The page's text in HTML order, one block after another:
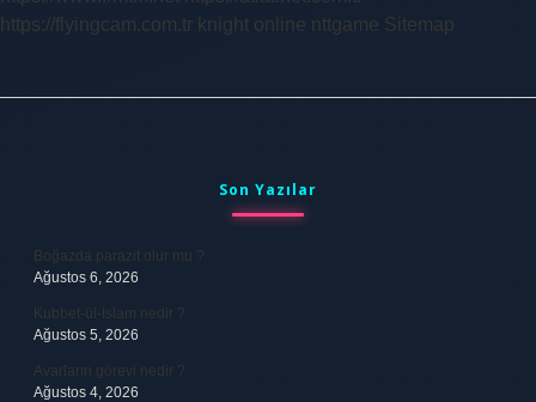
https://flyingcam.com.tr knight online nttgame Sitemap
Son Yazılar
Boğazda parazit olur mu ?
Ağustos 6, 2026
Kubbet-ül-İslam nedir ?
Ağustos 5, 2026
Avarların görevi nedir ?
Ağustos 4, 2026